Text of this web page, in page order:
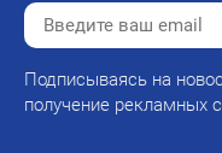
Подписываясь на
получение рекламных